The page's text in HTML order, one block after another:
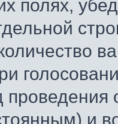
полях,
проведения
и